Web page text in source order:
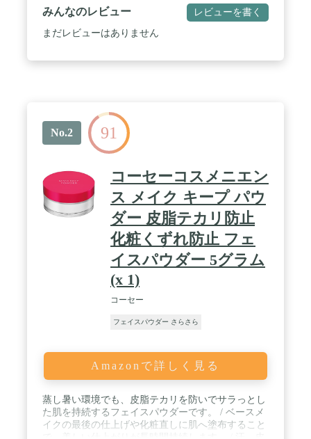
みんなのレビュー レビューを書く
まだレビューはありません
No.2 91
コーセーコスメニエン
ス メイク キープ パウ
ダー 皮脂テカリ防止
化粧くずれ防止 フェ
イスパウダー 5グラム
(x 1)
コーセー
フェイスパウダー さらさら
Amazonで詳しく見る
蒸し暑い環境でも、皮脂テカリを防いでサラっとし
た肌を持続するフェイスパウダーです。 / ベースメ
イクの最後の仕上げや化粧直しに肌へ塗布すること